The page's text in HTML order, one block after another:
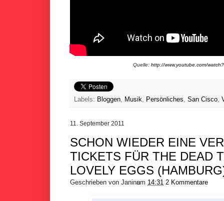
Quelle:http://www.youtube.com/
Labels: Bloggen, Musik, Persönliches, San Cisco,
11. September 2011
SCHON WIEDER EINE
TICKETS FÜR THE DEAD
LOVELY EGGS
Geschrieben von Janinaum 14:31 2 Kommentare